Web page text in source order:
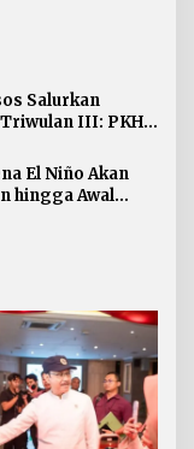
Salurkan
III: PKH 7
El Niño Akan
hingga Awal